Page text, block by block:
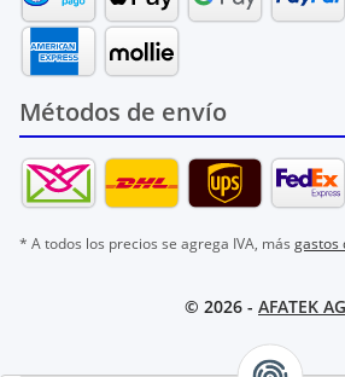
Métodos de envío
* A todos los precios se agrega IVA, más gastos
© 2026 - AFATEK AG